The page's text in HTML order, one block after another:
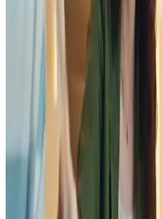
Networking otimizado
Muitas plataformas de economia
engajadas de usuários e
de experiências e o aprendizado
crescimento do negócio.
Como adaptar seu
dentro desse conceito?
Para empreendedores que
compartilhada em seus negócios,
confira se você tem